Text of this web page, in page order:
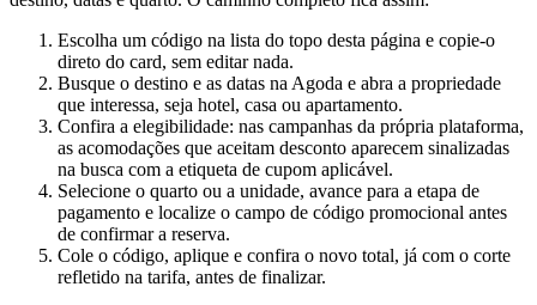
Escolha um código na lista do topo desta página e copie-o
direto do card, sem editar nada.
Busque o destino e as datas na Agoda e abra a propriedade
que interessa, seja hotel, casa ou apartamento.
Confira a elegibilidade: nas campanhas da própria plataforma,
as acomodações que aceitam desconto aparecem sinalizadas
na busca com a etiqueta de cupom aplicável.
Selecione o quarto ou a unidade, avance para a etapa de
pagamento e localize o campo de código promocional antes
de confirmar a reserva.
Cole o código, aplique e confira o novo total, já com o corte
refletido na tarifa, antes de finalizar.